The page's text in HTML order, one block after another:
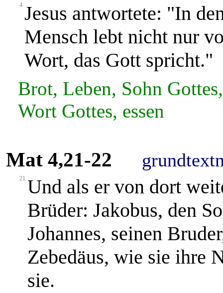
4 Jesus antwortete: "In
Mensch lebt nicht nur
Wort, das Gott spricht."
Brot, Leben, Sohn
Wort Gottes, essen
Mat 4,21-22
21 Und als er von dort
Brüder: Jakobus, den
Johannes, seinen
Zebedäus, wie sie ihre
sie.